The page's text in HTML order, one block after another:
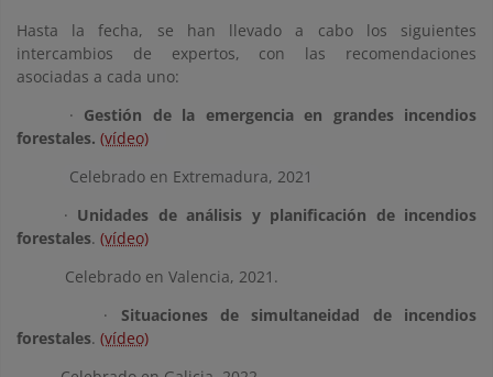
Hasta la fecha, se han llevado a cabo los siguientes
intercambios de expertos, con las recomendaciones
asociadas a cada uno:
· Gestión de la emergencia en grandes incendios
forestales. (vídeo)
Celebrado en Extremadura, 2021
· Unidades de análisis y planificación de incendios
forestales. (vídeo)
Celebrado en Valencia, 2021.
· Situaciones de simultaneidad de incendios
forestales. (vídeo)